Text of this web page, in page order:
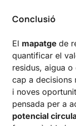
Conclusió
El mapatge de
quantificar el
residus, aigua o
cap a decisions
i noves
pensada per a
potencial